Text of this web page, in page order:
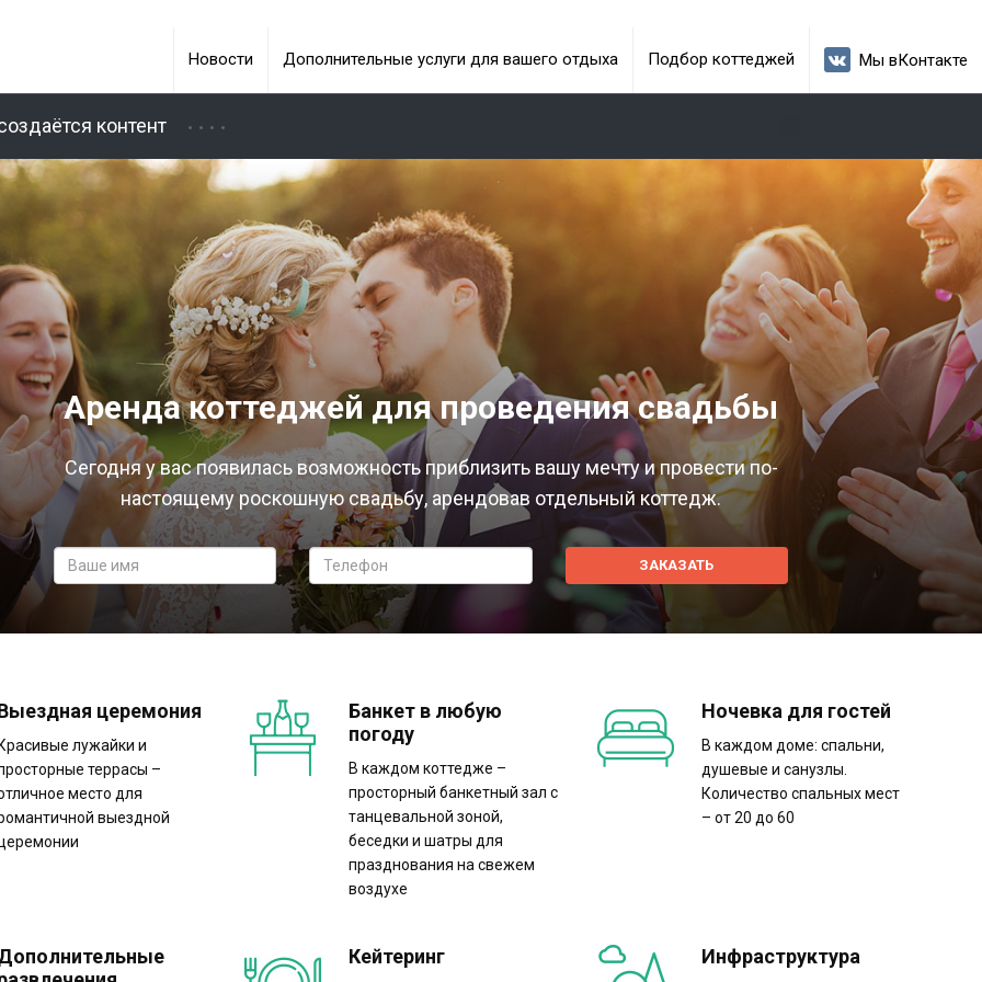
Новости Дополнительные услуги для вашего отдыха Подбор коттеджей Мы вКонтакте
контент
от 20 000 р.
от 28 000 р.
от 28 000 р.
Аренда коттеджей для проведения свадьбы
Сегодня у вас появилась возможность приблизить вашу мечту и провести по-
настоящему роскошную свадьбу, арендовав отдельный коттедж.
ЗАКАЗАТЬ
церемония
Красивые лужайки и
террасы –
место для
выездной
Банкет в любую
погоду
В каждом коттедже –
просторный банкетный зал с
танцевальной зоной,
беседки и шатры для
празднования на свежем
воздухе
Ночевка для гостей
В каждом доме: спальни,
душевые и санузлы.
Количество спальных мест
– от 20 до 60
Кейтеринг Инфраструктура